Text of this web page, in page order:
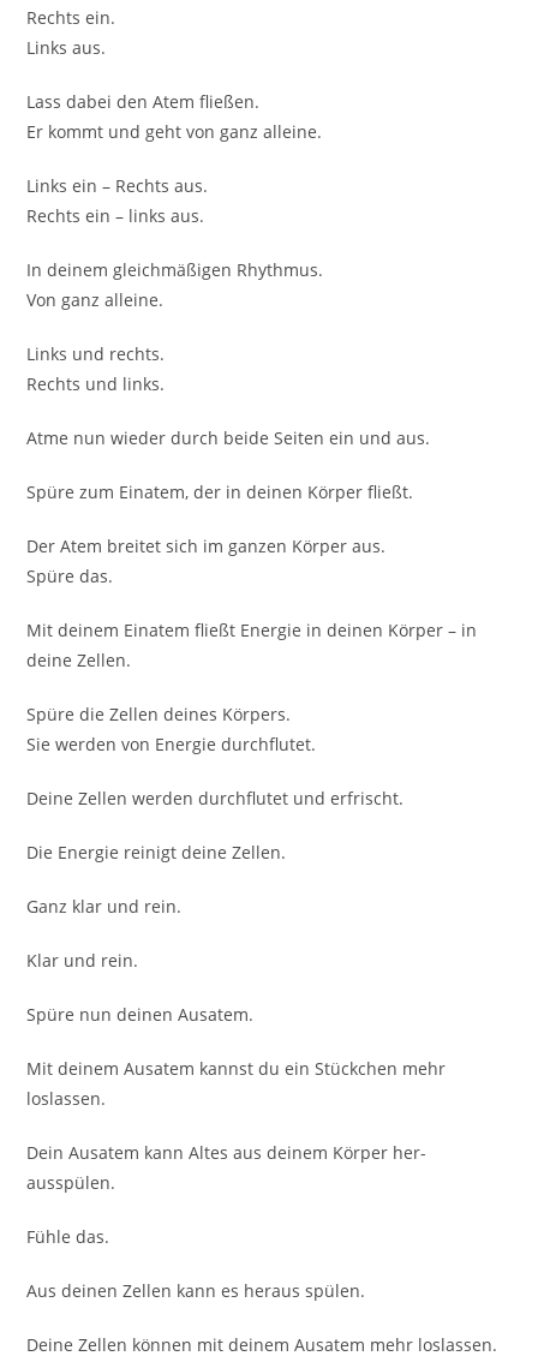
Rechts ein.
Links aus.
Lass dabei den Atem fließen.
Er kommt und geht von ganz alleine.
Links ein – Rechts aus.
Rechts ein – links aus.
In deinem gleichmäßigen Rhythmus.
Von ganz alleine.
Links und rechts.
Rechts und links.
Atme nun wieder durch beide Seiten ein und aus.
Spüre zum Einatem, der in deinen Körper fließt.
Der Atem breitet sich im ganzen Körper aus.
Spüre das.
Mit deinem Einatem fließt Energie in deinen Körper – in
deine Zellen.
Spüre die Zellen deines Körpers.
Sie werden von Energie durchflutet.
Deine Zellen werden durchflutet und erfrischt.
Die Energie reinigt deine Zellen.
Ganz klar und rein.
Klar und rein.
Spüre nun deinen Ausatem.
Mit deinem Ausatem kannst du ein Stückchen mehr
loslassen.
Dein Ausatem kann Altes aus deinem Körper her-
ausspülen.
Fühle das.
Aus deinen Zellen kann es heraus spülen.
Deine Zellen können mit deinem Ausatem mehr loslassen.